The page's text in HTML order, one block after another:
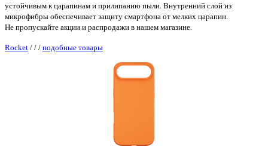
устойчивым к царапинам и прилипанию пыли. Внутренний слой из
микрофибры обеспечивает защиту смартфона от мелких царапин.
Не пропускайте акции и распродажи в нашем магазине.
Rocket / / / подобные товары